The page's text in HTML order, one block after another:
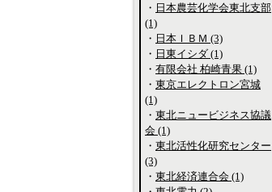
・ 日本農芸化学会東北支部
(1)
・ 日本ＩＢＭ (3)
・ 日東イシダ (1)
・ 有限会社 柏崎青果 (1)
・ 東京エレクトロン宮城
(1)
・ 東北ニュービジネス協議
会 (1)
・ 東北活性化研究センター
(3)
・ 東北経済連合会 (1)